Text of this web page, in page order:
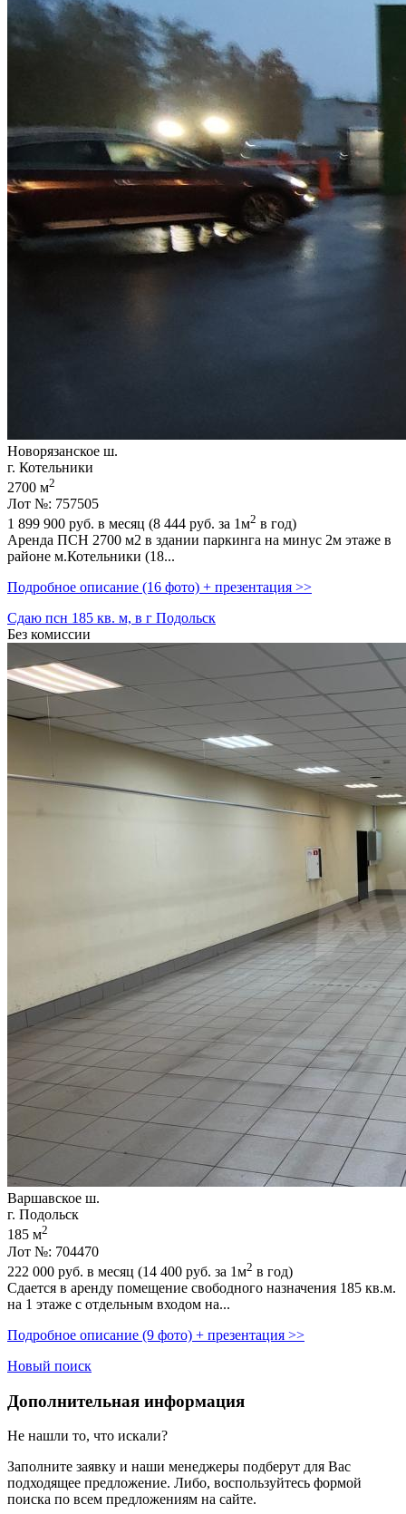
Новорязанское ш.
г. Котельники
2700 м2
Лот №: 757505
1 899 900 руб. в месяц (8 444 руб. за 1м2 в год)
Аренда ПСН 2700 м2 в здании паркинга на минус 2м этаже в
районе м.Котельники (18...
Подробное описание (16 фото) + презентация >>
Сдаю псн 185 кв. м, в г Подольск
Без комиссии
Варшавское ш.
г. Подольск
185 м2
Лот №: 704470
222 000 руб. в месяц (14 400 руб. за 1м2 в год)
Сдается в аренду помещение свободного назначения 185 кв.м.
на 1 этаже с отдельным входом на...
Подробное описание (9 фото) + презентация >>
Новый поиск
Дополнительная информация
Не нашли то, что искали?
Заполните заявку и наши менеджеры подберут для Вас
подходящее предложение. Либо, воспользуйтесь формой
поиска по всем предложениям на сайте.